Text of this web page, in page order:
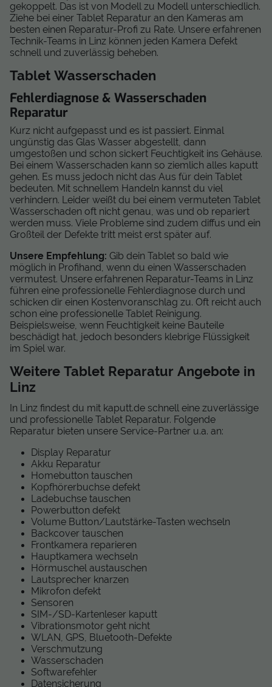
gekoppelt. Das ist von Modell zu Modell unterschiedlich.
Ziehe bei einer Tablet Reparatur an den Kameras am
besten einen Reparatur-Profi zu Rate. Unsere erfahrenen
Technik-Teams in Linz können jeden Kamera Defekt
schnell und zuverlässig beheben.
Tablet Wasserschaden
Fehlerdiagnose & Wasserschaden
Reparatur
Kurz nicht aufgepasst und es ist passiert. Einmal
ungünstig das Glas Wasser abgestellt, dann
umgestoßen und schon sickert Feuchtigkeit ins Gehäuse.
Bei einem Wasserschaden kann so ziemlich alles kaputt
gehen. Es muss jedoch nicht das Aus für dein Tablet
bedeuten. Mit schnellem Handeln kannst du viel
verhindern. Leider weißt du bei einem vermuteten Tablet
Wasserschaden oft nicht genau, was und ob repariert
werden muss. Viele Probleme sind zudem diffus und ein
Großteil der Defekte tritt meist erst später auf.
Unsere Empfehlung: Gib dein Tablet so bald wie
möglich in Profihand, wenn du einen Wasserschaden
vermutest. Unsere erfahrenen Reparatur-Teams in Linz
führen eine professionelle Fehlerdiagnose durch und
schicken dir einen Kostenvoranschlag zu. Oft reicht auch
schon eine professionelle Tablet Reinigung.
Beispielsweise, wenn Feuchtigkeit keine Bauteile
beschädigt hat, jedoch besonders klebrige Flüssigkeit
im Spiel war.
Weitere Tablet Reparatur Angebote in
Linz
In Linz findest du mit kaputt.de schnell eine zuverlässige
und professionelle Tablet Reparatur. Folgende
Reparatur bieten unsere Service-Partner u.a. an:
Display Reparatur
Akku Reparatur
Homebutton tauschen
Kopfhörerbuchse defekt
Ladebuchse tauschen
Powerbutton defekt
Volume Button/Lautstärke-Tasten wechseln
Backcover tauschen
Frontkamera reparieren
Hauptkamera wechseln
Hörmuschel austauschen
Lautsprecher knarzen
Mikrofon defekt
Sensoren
SIM-/SD-Kartenleser kaputt
Vibrationsmotor geht nicht
WLAN, GPS, Bluetooth-Defekte
Verschmutzung
Wasserschaden
Softwarefehler
Datensicherung